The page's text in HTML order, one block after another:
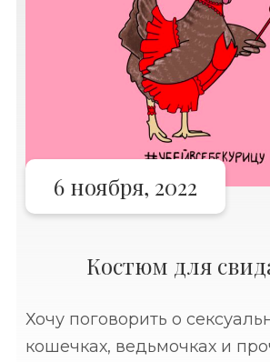
6 ноября, 2022
Костюм для
Хочу поговорить о
кошечках, ведьмочках и